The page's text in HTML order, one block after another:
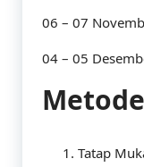
06 – 07
04 – 05
Tatap